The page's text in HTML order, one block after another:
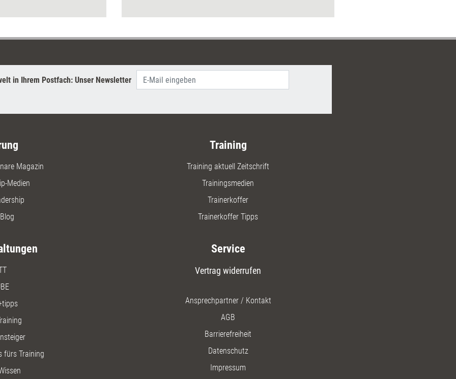
eine Trainings-DVD und ein
ausgearbeitete Kriminalfälle bilden die
zu einem eigenen Trainingsschwerpunkt
in Ihrem Postfach: Unser Newsletter
Magazin
Medien
Training
Training aktuell Zeitschrift
Trainingsmedien
Trainerkoffer
Trainerkoffer Tipps
fürs Training
Service
Vertrag widerrufen
Ansprechpartner / Kontakt
AGB
Barrierefreiheit
Datenschutz
Impressum